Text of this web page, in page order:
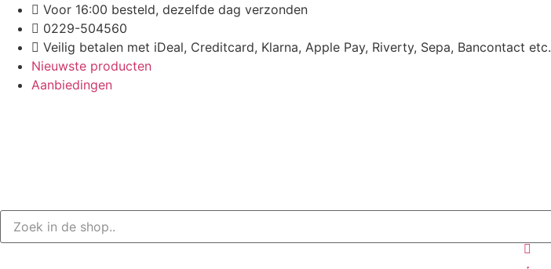
naar
inhoud
Voor 16:00 besteld, dezelfde dag verzonden
0229-504560
Veilig betalen met iDeal, Creditcard, Klarna, Apple Pay, Riverty, Sepa, Bancontact etc.
Nieuwste producten
Aanbiedingen